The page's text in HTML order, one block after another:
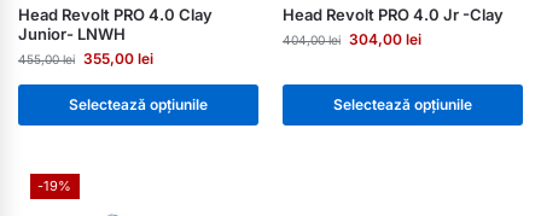
Head Revolt PRO 4.0 Clay
Junior- LNWH
455,00lei 355,00 lei
Selectează opțiunile
Head Revolt PRO 4.0 Jr -Clay
404,00lei 304,00 lei
Selectează opțiunile
-19%